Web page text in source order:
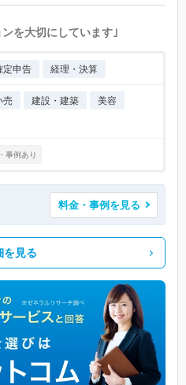
を大切にしています｣
定申告 経理・決算
売 建設・建築
美容
事例あり
料金・事例を見る
を見る